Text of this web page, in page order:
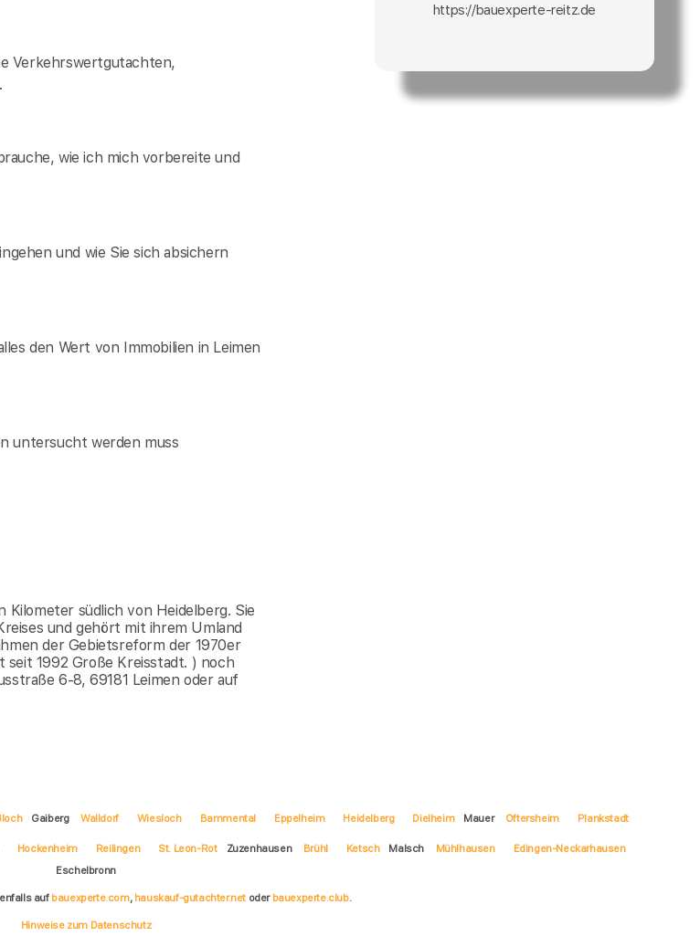
Verkehrswertgutachten,
wie ich mich vorbereite und
und wie Sie sich absichern
den Wert von Immobilien in Leimen
untersucht werden muss
südlich von Heidelberg. Sie
und gehört mit ihrem Umland
der Gebietsreform der 1970er
seit 1992 Große Kreisstadt. ) noch
6-8, 69181 Leimen oder auf
https://bauexperte-reitz.de
Gaiberg Walldorf Wiesloch Bammental Eppelheim Heidelberg Dielheim Mauer Oftersheim Plankstadt
Hockenheim Reilingen St. Leon-Rot Zuzenhausen Brühl Ketsch Malsch Mühlhausen
Edingen-Neckarhausen
Eschelbronn
auf bauexperte.com, hauskauf-gutachter.net oder bauexperte.club.
Hinweise zum Datenschutz